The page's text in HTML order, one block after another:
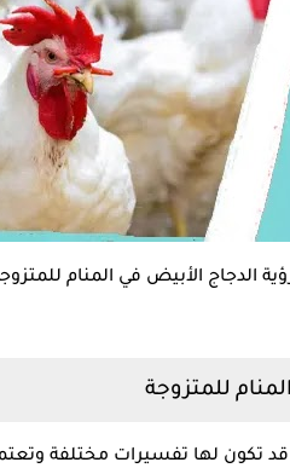
الدجاج الأبيض في المنام
للمتزوجة
قد تكون لها تفسيرات مختلفة